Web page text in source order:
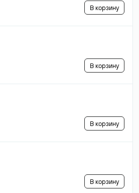
В корзину
В корзину
В корзину
В корзину